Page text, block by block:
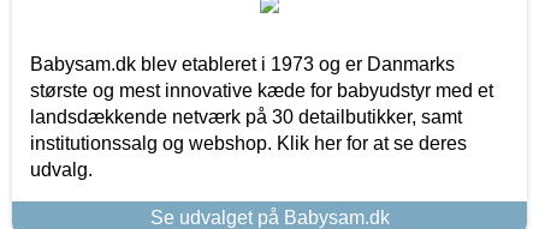
Babysam.dk blev etableret i 1973 og er Danmarks
største og mest innovative kæde for babyudstyr med et
landsdækkende netværk på 30 detailbutikker, samt
institutionssalg og webshop. Klik her for at se deres
udvalg.
Se udvalget på Babysam.dk